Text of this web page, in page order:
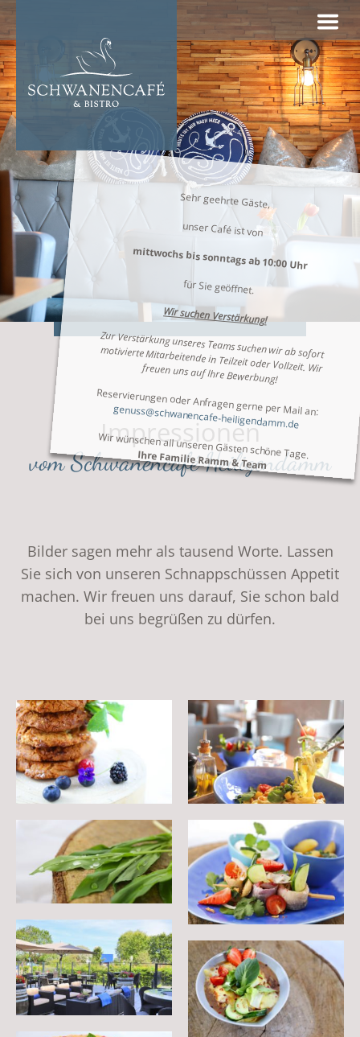
Kontaktformular
Skip
to
content
Impressionen
vom Schwanencafé Heiligendamm
Bilder sagen mehr als tausend Worte. Lassen
Sie sich von unseren Schnappschüssen Appetit
machen. Wir freuen uns darauf, Sie schon bald
bei uns begrüßen zu dürfen.
Sehr geehrte Gäste,
unser Café ist von
mittwochs bis sonntags ab 10:00 Uhr
für Sie geöffnet.
Wir suchen Verstärkung!
Zur Verstärkung unseres Teams suchen wir ab sofort
motivierte Mitarbeitende in Teilzeit oder Vollzeit. Wir freuen uns auf Ihre Bewerbung!
Reservierungen oder Anfragen gerne per Mail an:
genuss@schwanencafe-heiligendamm.de
Wir wünschen all unseren Gästen schöne Tage.
Ihre Familie Ramm & Team